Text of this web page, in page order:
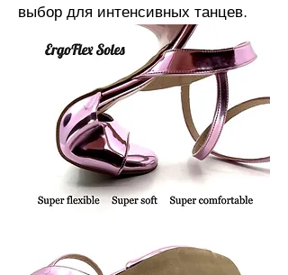
выбор для интенсивных танцев.